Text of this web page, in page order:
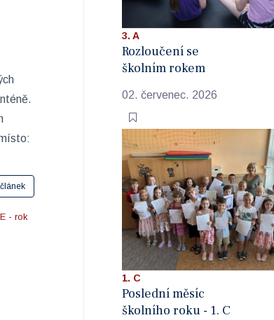
- rok
3. A
Rozloučení se
školním rokem
02. červenec. 2026
1. C
Poslední měsíc
školního roku - 1. C